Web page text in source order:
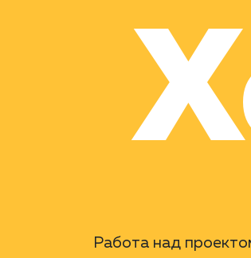
Работа над